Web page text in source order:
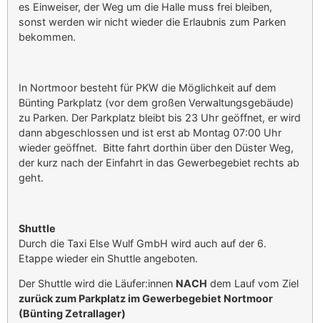
es Einweiser, der Weg um die Halle muss frei bleiben,
sonst werden wir nicht wieder die Erlaubnis zum Parken
bekommen.
In Nortmoor besteht für PKW die Möglichkeit auf dem
Bünting Parkplatz (vor dem großen Verwaltungsgebäude)
zu Parken. Der Parkplatz bleibt bis 23 Uhr geöffnet, er wird
dann abgeschlossen und ist erst ab Montag 07:00 Uhr
wieder geöffnet. Bitte fahrt dorthin über den Düster Weg,
der kurz nach der Einfahrt in das Gewerbegebiet rechts ab
geht.
Shuttle
Durch die Taxi Else Wulf GmbH wird auch auf der 6.
Etappe wieder ein Shuttle angeboten.
Der Shuttle wird die Läufer:innen NACH dem Lauf vom Ziel
zurück zum Parkplatz im Gewerbegebiet Nortmoor
(Bünting Zetrallager)